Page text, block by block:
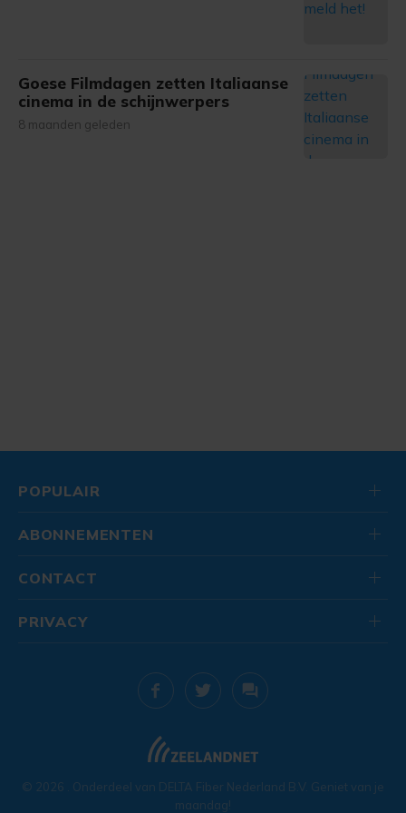
Goese Filmdagen zetten Italiaanse
cinema in de schijnwerpers
8 maanden geleden
POPULAIR
ABONNEMENTEN
CONTACT
© 2026 . Onderdeel van DELTA Fiber Nederland B.V. Geniet van je
maandag!
PRIVACY